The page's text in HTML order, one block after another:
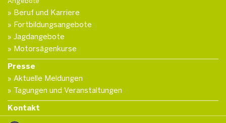
Beruf und Karriere
Fortbildungsangebote
Jagdangebote
Motorsägenkurse
Presse
Aktuelle Meldungen
Tagungen und Veranstaltungen
Kontakt